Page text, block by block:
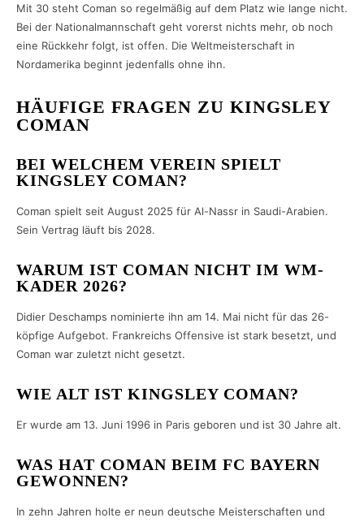
Mit 30 steht Coman so regelmäßig auf dem Platz wie lange nicht.
Bei der Nationalmannschaft geht vorerst nichts mehr, ob noch
eine Rückkehr folgt, ist offen. Die Weltmeisterschaft in
Nordamerika beginnt jedenfalls ohne ihn.
HÄUFIGE FRAGEN ZU KINGSLEY
COMAN
BEI WELCHEM VEREIN SPIELT
KINGSLEY COMAN?
Coman spielt seit August 2025 für Al-Nassr in Saudi-Arabien.
Sein Vertrag läuft bis 2028.
WARUM IST COMAN NICHT IM WM-
KADER 2026?
Didier Deschamps nominierte ihn am 14. Mai nicht für das 26-
köpfige Aufgebot. Frankreichs Offensive ist stark besetzt, und
Coman war zuletzt nicht gesetzt.
WIE ALT IST KINGSLEY COMAN?
Er wurde am 13. Juni 1996 in Paris geboren und ist 30 Jahre alt.
WAS HAT COMAN BEIM FC BAYERN
GEWONNEN?
In zehn Jahren holte er neun deutsche Meisterschaften und